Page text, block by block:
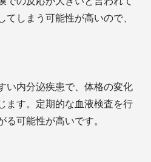
しまう可能性が高いので、
い内分泌疾患で、体格の変化
ます。定期的な血液検査を行
る可能性が高いです。